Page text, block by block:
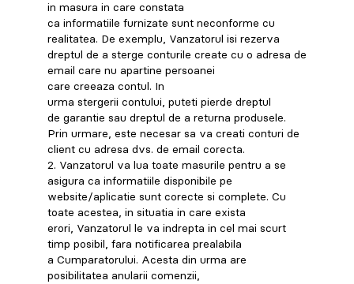
in masura in care constata
ca informatiile furnizate sunt neconforme cu
realitatea. De exemplu, Vanzatorul isi rezerva
dreptul de a sterge conturile create cu o adresa de
email care nu apartine persoanei
care creeaza contul. In
urma stergerii contului, puteti pierde dreptul
de garantie sau dreptul de a returna produsele.
Prin urmare, este necesar sa va creati conturi de
client cu adresa dvs. de email corecta.
2. Vanzatorul va lua toate masurile pentru a se
asigura ca informatiile disponibile pe
website/aplicatie sunt corecte si complete. Cu
toate acestea, in situatia in care exista
erori, Vanzatorul le va indrepta in cel mai scurt
timp posibil, fara notificarea prealabila
a Cumparatorului. Acesta din urma are
posibilitatea anularii comenzii,